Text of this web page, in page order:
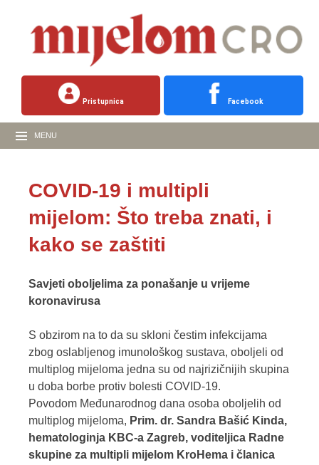
Pristupnica Facebook
MENU
COVID-19 i multipli
mijelom: Što treba znati, i
kako se zaštiti
Savjeti oboljelima za ponašanje u vrijeme
koronavirusa
S obzirom na to da su skloni čestim infekcijama
zbog oslabljenog imunološkog sustava, oboljeli od
multiplog mijeloma jedna su od najrizičnijih skupina
u doba borbe protiv bolesti COVID-19.
Povodom Međunarodnog dana osoba oboljelih od
multiplog mijeloma, Prim. dr. Sandra Bašić Kinda,
hematologinja KBC-a Zagreb, voditeljica Radne
skupine za multipli mijelom KroHema i članica